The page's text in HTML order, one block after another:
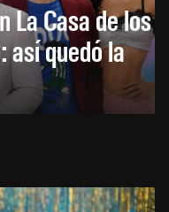
La Casa de los
así quedó la